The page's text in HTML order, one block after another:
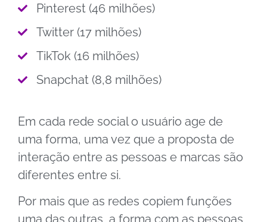
Pinterest (46 milhões)
Twitter (17 milhões)
TikTok (16 milhões)
Snapchat (8,8 milhões)
Em cada rede social o usuário age de
uma forma, uma vez que a proposta de
interação entre as pessoas e marcas são
diferentes entre si.
Por mais que as redes copiem funções
uma das outras, a forma com as pessoas